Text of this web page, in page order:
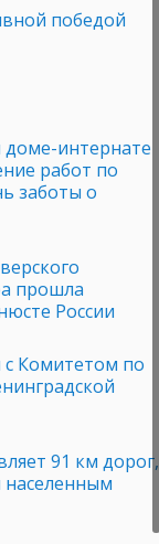
победой
интернате
работ по
заботы о
прошла
России
Комитетом по
91 км дорог,